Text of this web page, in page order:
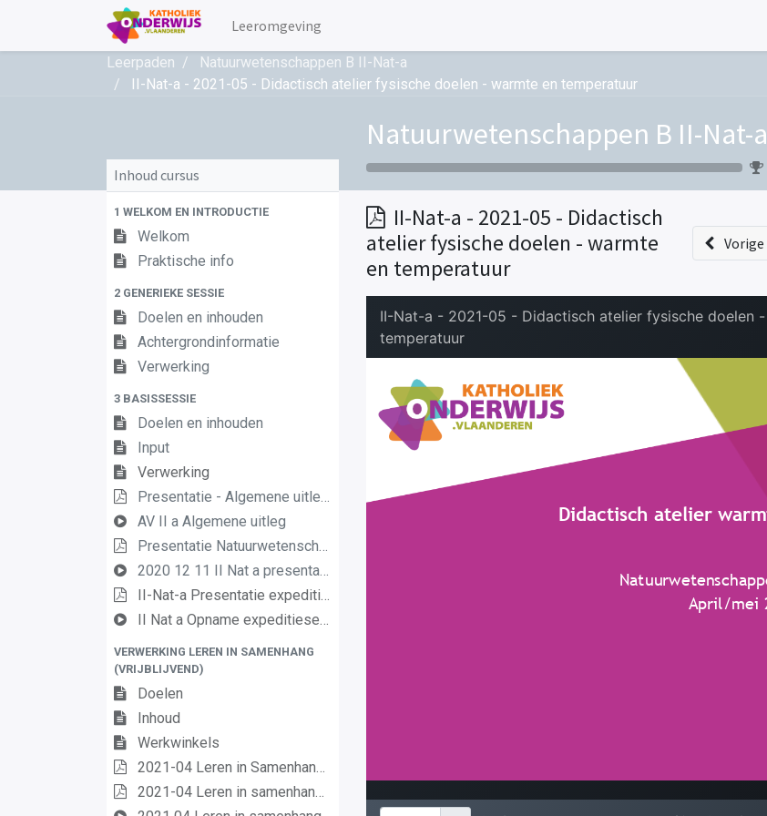
Leeromgeving
Leerpaden
Natuurwetenschappen B II-Nat-a
II-Nat-a - 2021-05 - Didactisch atelier fysische doelen - warmte en temperatuur
Natuurwetenschappen B II-Nat-a
Inhoud cursus
1 WELKOM EN INTRODUCTIE
Welkom
Praktische info
2 GENERIEKE SESSIE
Doelen en inhouden
Achtergrondinformatie
Verwerking
3 BASISSESSIE
Doelen en inhouden
Input
Verwerking
Presentatie - Algemene uitleg
AV II a Algemene uitleg
Presentatie Natuurwetenschappen B
2020 12 11 II Nat a presentatie 2
II-Nat-a Presentatie expeditiesessie natuurwetenschappen 2de graad A-finaliteit
II Nat a Opname expeditiesessie Natuurwetenschappen 2020 03 10 1
VERWERKING LEREN IN SAMENHANG
(VRIJBLIJVEND)
Doelen
Inhoud
Werkwinkels
2021-04 Leren in Samenhang - Ordeningskader
2021-04 Leren in samenhang - Presentatie
II-Nat-a - 2021-05 - Didactisch
atelier fysische doelen - warmte
en temperatuur
Vorige